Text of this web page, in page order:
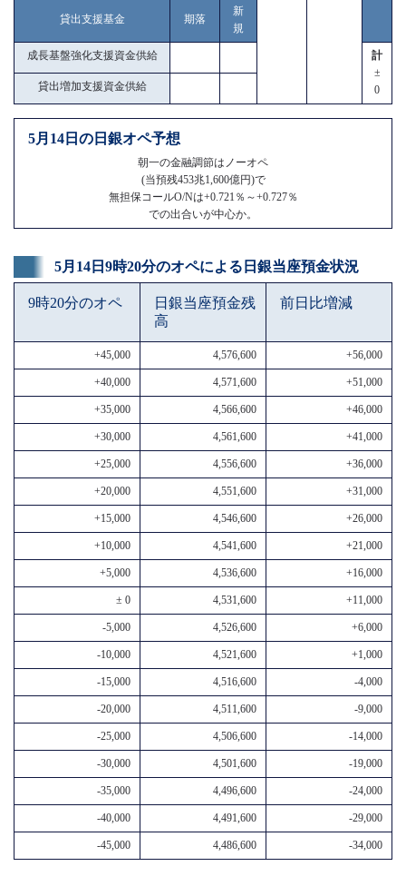
貸出支援基金 期落
新
規
成長基盤強化支援資金供給
計
±
0
貸出増加支援資金供給
5月14日の日銀オペ予想
朝一の金融調節はノーオペ
(当預残453兆1,600億円)で
無担保コールO/Nは+0.721％～+0.727％
での出合いが中心か。
5月14日9時20分のオペによる日銀当座預金状況
9時20分のオペ
日銀当座預金残
高
前日比増減
+45,000 4,576,600 +56,000
+40,000 4,571,600 +51,000
+35,000 4,566,600 +46,000
+30,000 4,561,600 +41,000
+25,000 4,556,600 +36,000
+20,000 4,551,600 +31,000
+15,000 4,546,600 +26,000
+10,000 4,541,600 +21,000
+5,000 4,536,600 +16,000
± 0 4,531,600 +11,000
-5,000 4,526,600 +6,000
-10,000 4,521,600 +1,000
-15,000 4,516,600 -4,000
-20,000 4,511,600 -9,000
-25,000 4,506,600 -14,000
-30,000 4,501,600 -19,000
-35,000 4,496,600 -24,000
-40,000 4,491,600 -29,000
-45,000 4,486,600 -34,000